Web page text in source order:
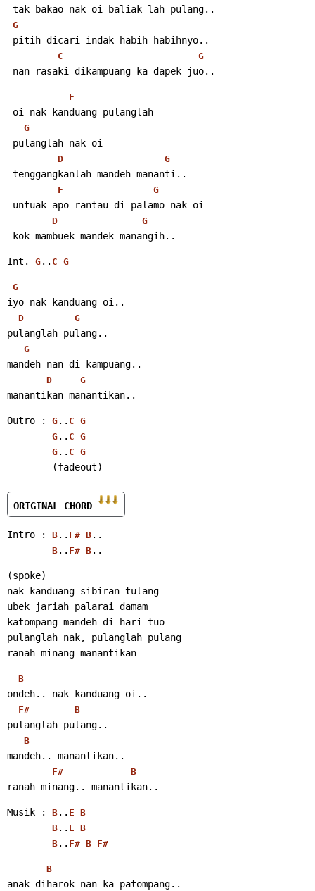
tak bakao nak oi baliak lah pulang..
G
pitih dicari indak habih habihnyo..
C G
nan rasaki dikampuang ka dapek juo..
F
oi nak kanduang pulanglah
G
pulanglah nak oi
D G
tenggangkanlah mandeh mananti..
F G
untuak apo rantau di palamo nak oi
D G
kok mambuek mandek manangih..
Int. G .. C G
G
iyo nak kanduang oi..
D G
pulanglah pulang..
G
mandeh nan di kampuang..
D G
manantikan manantikan..
Outro : G .. C G
G .. C G
G .. C G
        (fadeout)
ORIGINAL CHORD
Intro : B .. F# B ..
B .. F# B ..
(spoke)
nak kanduang sibiran tulang
ubek jariah palarai damam
katompang mandeh di hari tuo
pulanglah nak, pulanglah pulang
ranah minang manantikan
B
ondeh.. nak kanduang oi..
F# B
pulanglah pulang..
B
mandeh.. manantikan..
F# B
ranah minang.. manantikan..
Musik : B .. E B
B .. E B
B .. F# B F#
B
anak diharok nan ka patompang..